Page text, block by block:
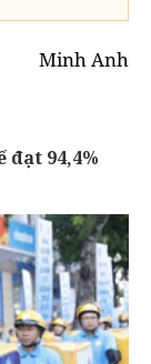
Minh Anh
đạt 94,4%